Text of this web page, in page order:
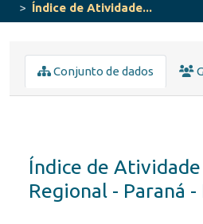
Índice de Atividade...
Conjunto de dados
Índice de Atividade
Regional - Paraná -